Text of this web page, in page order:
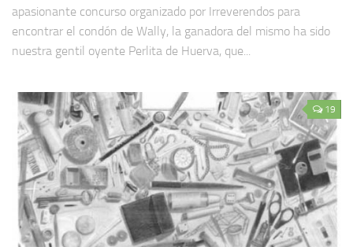
apasionante concurso organizado por Irreverendos para
encontrar el condón de Wally, la ganadora del mismo ha sido
nuestra gentil oyente Perlita de Huerva, que...
19